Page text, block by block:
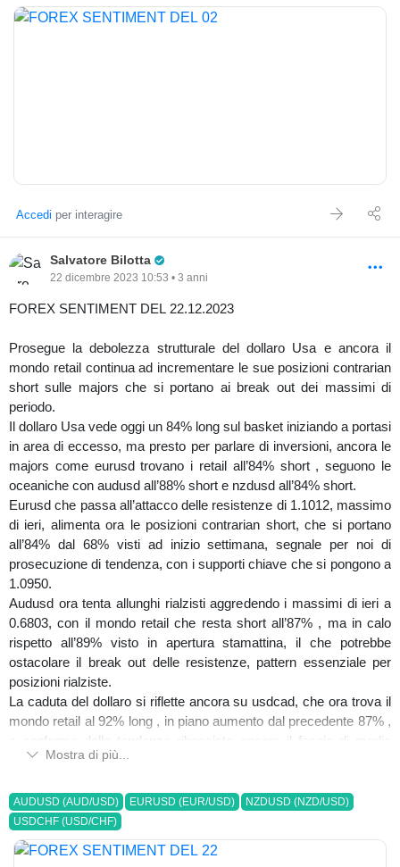
Accedi per interagire
Salvatore Bilotta
22 dicembre 2023 10:53 • 3 anni
FOREX SENTIMENT DEL 22.12.2023
Prosegue la debolezza strutturale del dollaro Usa e ancora il
mondo retail continua ad incrementare le sue posizioni contrarian
short sulle majors che si portano ai break out dei massimi di
periodo.
Il dollaro Usa vede oggi un 84% long sul basket iniziando a portasi
in area di eccesso, ma presto per parlare di inversioni, ancora le
majors come eurusd trovano i retail all’84% short , seguono le
oceaniche con audusd all’88% short e nzdusd all’84% short.
Eurusd che passa all’attacco delle resistenze di 1.1012, massimo
di ieri, alimenta ora le posizioni contrarian short, che si portano
all’84% dal 68% visti ad inizio settimana, segnale per noi di
prosecuzione di tendenza, con i supporti chiave che si pongono a
1.0950.
Audusd ora tenta allunghi rialzisti aggredendo i massimi di ieri a
0.6803, con il mondo retail che resta short all’87% , ma in calo
rispetto all’89% visto in apertura stamattina, il che potrebbe
ostacolare il break out delle resistenze, pattern essenziale per
posizioni rialziste.
La caduta del dollaro si riflette ancora su usdcad, che ora trova il
mondo retail al 92% long , in piano aumento dal precedente 87% ,
a conferma della tendenza ribassista ancora il fascio di medie
mobili, i prezzi sotto il pivot centrale ed il break out dei minimi
Non da sottovalutare usdchf, che ora vede il mondo retail
contrarian long al 94% , con le quotazioni in piena caduta libera,
con un chiaro trend discendente fatto di massimi e minimi
decrescenti, un fascio di medie mobili ben impostato a ribasso,
Mostra di più...
AUDUSD (AUD/USD) EURUSD (EUR/USD)
NZDUSD (NZD/USD)
USDCHF (USD/CHF)